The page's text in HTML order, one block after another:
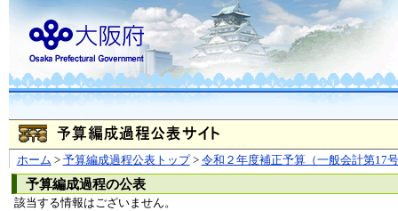
ホーム > 予算編成過程公表トップ> 令和２年度補正予算（一般会計第17
予算編成過程の公表
該当する情報はございません。